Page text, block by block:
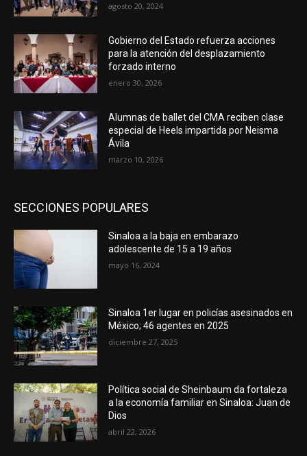
agosto 20, 2024
Gobierno del Estado refuerza acciones
para la atención del desplazamiento
forzado interno
enero 30, 2026
Alumnas de ballet del CMA reciben clase
especial de Heels impartida por Neisma
Ávila
marzo 10, 2026
SECCIONES POPULARES
Sinaloa a la baja en embarazo
adolescente de 15 a 19 años
mayo 16, 2024
Sinaloa 1er lugar en policías asesinados en
México; 46 agentes en 2025
diciembre 27, 2025
Política social de Sheinbaum da fortaleza
a la economía familiar en Sinaloa: Juan de
Dios
abril 22, 2026